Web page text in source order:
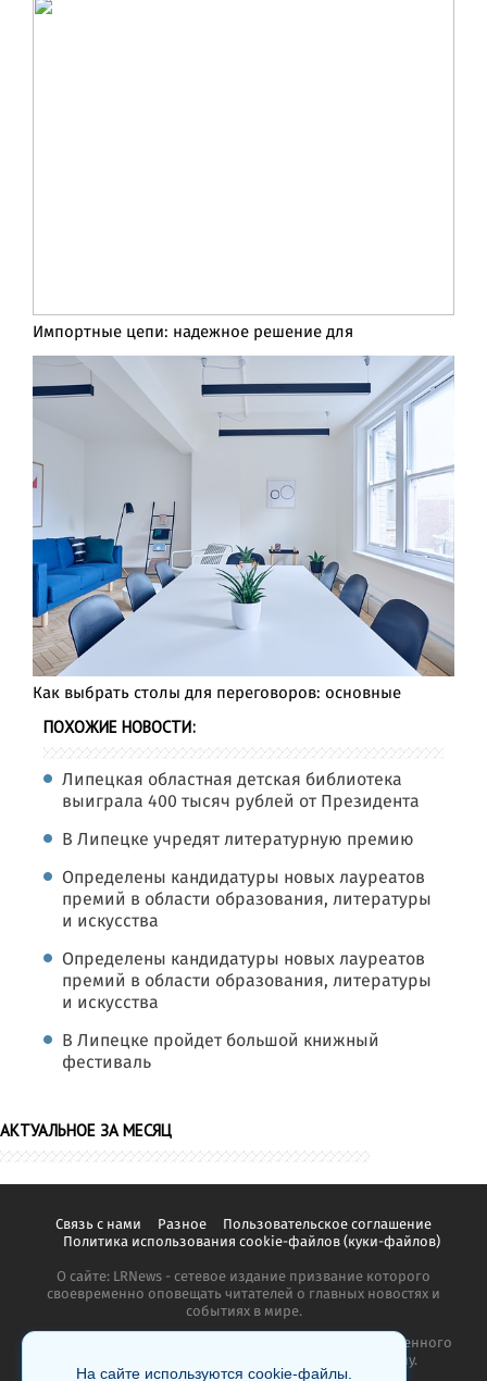
Импортные цепи: надежное решение для
Как выбрать столы для переговоров: основные
ПОХОЖИЕ НОВОСТИ:
Липецкая областная детская библиотека
выиграла 400 тысяч рублей от Президента
В Липецке учредят литературную премию
Определены кандидатуры новых лауреатов
премий в области образования, литературы
и искусства
Определены кандидатуры новых лауреатов
премий в области образования, литературы
и искусства
В Липецке пройдет большой книжный
фестиваль
АКТУАЛЬНОЕ ЗА МЕСЯЦ
Связь с нами Разное Пользовательское соглашение
Политика использования cookie-файлов (куки-файлов)
О сайте: LRNews - сетевое издание призвание которого
своевременно оповещать читателей о главных новостях и
событиях в мире.
Копирование материалов сайта запрещено без письменного
согласия администрации и преследуется по закону.
На сайте используются cookie-файлы.